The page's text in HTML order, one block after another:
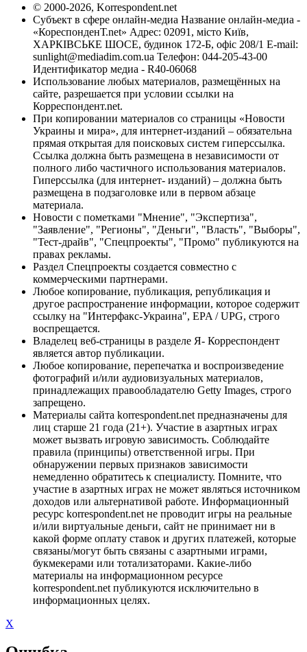
© 2000-2026, Korrespondent.net
Субъект в сфере онлайн-медиа Название онлайн-медиа -
«КореспонденТ.net» Адрес: 02091, місто Київ,
ХАРКІВСЬКЕ ШОСЕ, будинок 172-Б, офіс 208/1 E-mail:
sunlight@mediadim.com.ua Телефон: 044-205-43-00
Идентификатор медиа - R40-06068
Использование любых материалов, размещённых на
сайте, разрешается при условии ссылки на
Корреспондент.net.
При копировании материалов со страницы «Новости
Украины и мира», для интернет-изданий – обязательна
прямая открытая для поисковых систем гиперссылка.
Ссылка должна быть размещена в независимости от
полного либо частичного использования материалов.
Гиперссылка (для интернет- изданий) – должна быть
размещена в подзаголовке или в первом абзаце
материала.
Новости с пометками "Мнение", "Экспертиза",
"Заявление", "Регионы", "Деньги", "Власть", "Выборы",
"Тест-драйв", "Спецпроекты", "Промо" публикуются на
правах рекламы.
Раздел Спецпроекты создается совместно с
коммерческими партнерами.
Любое копирование, публикация, републикация и
другое распространение информации, которое содержит
ссылку на "Интерфакс-Украина", EPA / UPG, строго
воспрещается.
Владелец веб-страницы в разделе Я- Корреспондент
является автор публикации.
Любое копирование, перепечатка и воспроизведение
фотографий и/или аудиовизуальных материалов,
принадлежащих правообладателю Getty Images, строго
запрещено.
Материалы сайта korrespondent.net предназначены для
лиц старше 21 года (21+). Участие в азартных играх
может вызвать игровую зависимость. Соблюдайте
правила (принципы) ответственной игры. При
обнаружении первых признаков зависимости
немедленно обратитесь к специалисту. Помните, что
участие в азартных играх не может являться источником
доходов или альтернативой работе. Информационный
ресурс korrespondent.net не проводит игры на реальные
и/или виртуальные деньги, сайт не принимает ни в
какой форме оплату ставок и других платежей, которые
связаны/могут быть связаны с азартными играми,
букмекерами или тотализаторами. Какие-либо
материалы на информационном ресурсе
korrespondent.net публикуются исключительно в
информационных целях.
X